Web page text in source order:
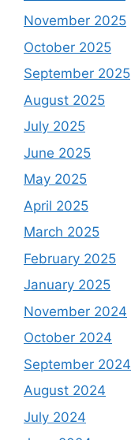
November 2025
October 2025
September 2025
August 2025
July 2025
June 2025
May 2025
April 2025
March 2025
February 2025
January 2025
November 2024
October 2024
September 2024
August 2024
July 2024